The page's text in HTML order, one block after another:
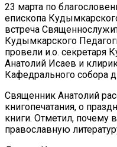
23 марта по
епископа
встреча
Кудымкарского
провели и.о. секретаря
Анатолий Исаев и
Кафедрального собора
Священник Анатолий
книгопечатания, о
книги. Отметил, почему
православную